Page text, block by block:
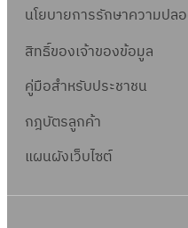
นโยบายการรักษาความปล
สิทธิ์ของเจ้าของข้อมูล
คู่มือสำหรับประชาชน
กฎบัตรลูกค้า
แผนผังเว็บไซต์